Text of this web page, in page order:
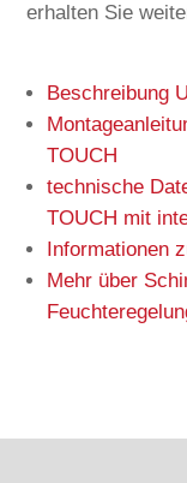
erhalten Sie
Beschreibung
TOUCH
technische
TOUCH mit
Informationen
Mehr über